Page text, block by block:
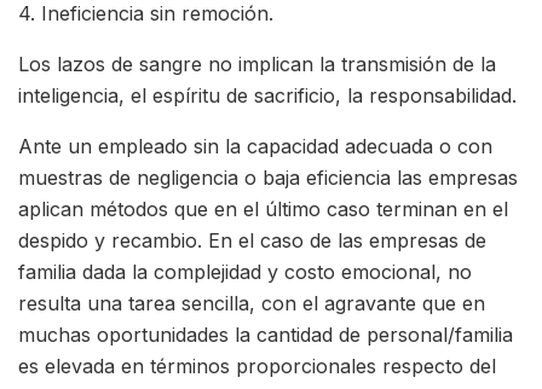
4. Ineficiencia sin remoción.
Los lazos de sangre no implican la transmisión de la
inteligencia, el espíritu de sacrificio, la responsabilidad.
Ante un empleado sin la capacidad adecuada o con
muestras de negligencia o baja eficiencia las empresas
aplican métodos que en el último caso terminan en el
despido y recambio. En el caso de las empresas de
familia dada la complejidad y costo emocional, no
resulta una tarea sencilla, con el agravante que en
muchas oportunidades la cantidad de personal/familia
es elevada en términos proporcionales respecto del